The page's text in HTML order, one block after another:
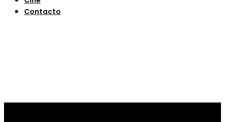
Contacto